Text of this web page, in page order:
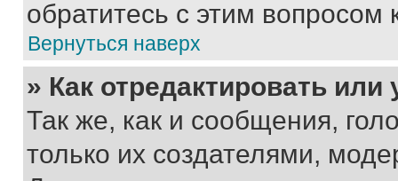
обратитесь с этим вопросом
Вернуться наверх
» Как отредактировать
Так же, как и сообщения,
только их создателями,